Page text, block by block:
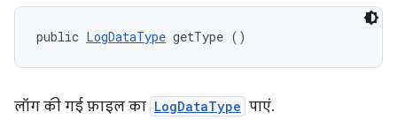
public LogDataType getType ()
लॉग की गई फ़ाइल का LogDataType पाएं.